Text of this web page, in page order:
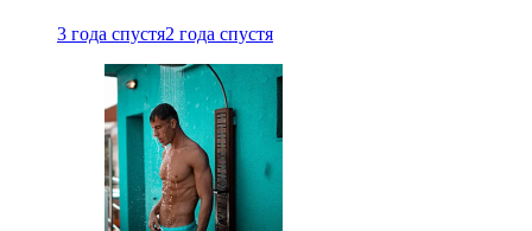
3 года спустя2 года спустя